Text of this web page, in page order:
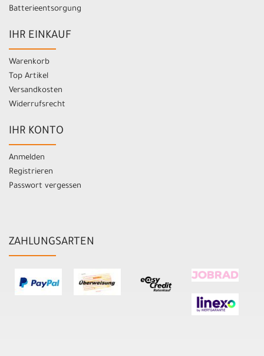
Batterieentsorgung
IHR EINKAUF
Warenkorb
Top Artikel
Versandkosten
Widerrufsrecht
IHR KONTO
Anmelden
Registrieren
Passwort vergessen
ZAHLUNGSARTEN